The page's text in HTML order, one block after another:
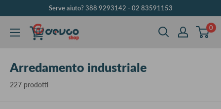
contenuto
Serve aiuto? 388 9293142 - 02 83591153
DEVCOshop 0
Arredamento industriale
227 prodotti